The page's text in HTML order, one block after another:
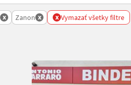
x Zanon x x Vymazať všetky filtre